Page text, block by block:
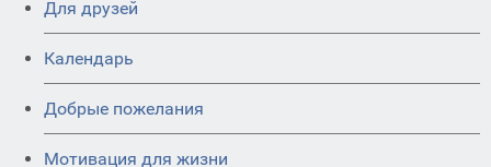
Для друзей
Календарь
Добрые пожелания
Мотивация для жизни